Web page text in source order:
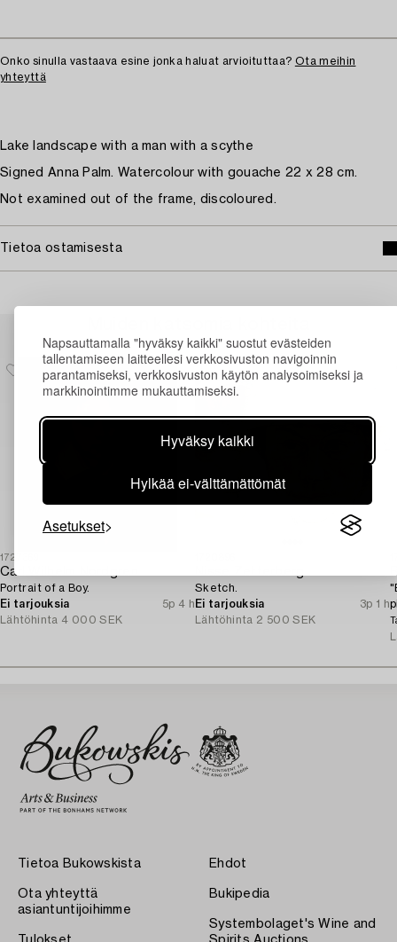
Napsauttamalla "hyväksy kaikki" suostut evästeiden
tallentamiseen laitteellesi verkkosivuston navigoinnin
parantamiseksi, verkkosivuston käytön analysoimiseksi ja
markkinointimme mukauttamiseksi.
Hyväksy kaikki
Hylkää ei-välttämättömät
Asetukset
Onko sinulla vastaava esine jonka haluat arvioituttaa? Ota meihin
yhteyttä
Lake landscape with a man with a scythe
Signed Anna Palm. Watercolour with gouache 22 x 28 cm.
Not examined out of the frame, discoloured.
Tietoa ostamisesta
1727369
Carl Wilhelm Nordgren
Portrait of a Boy.
Ei tarjouksia
5p 4 h
Lähtöhinta 4 000 SEK
Sketch.
Ei tarjouksia
3p 1 h
Lähtöhinta 2 500 SEK
Tietoa Bukowskista
Ota yhteyttä
asiantuntijoihimme
Ehdot
Bukipedia
Systembolaget's Wine and